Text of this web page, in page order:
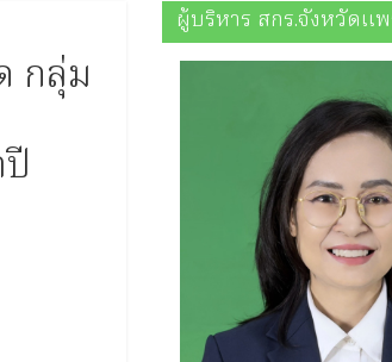
กลุ่ม
ผู้บริหาร สกร.จังหวัดแ